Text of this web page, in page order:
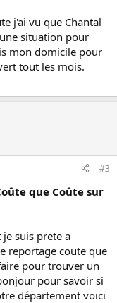
j'ai vu que Chantal
situation pour
mon domicile pour
tout les mois.
#3
que Coûte sur
suis prete a
reportage coute que
pour trouver un
pour savoir si
département voici